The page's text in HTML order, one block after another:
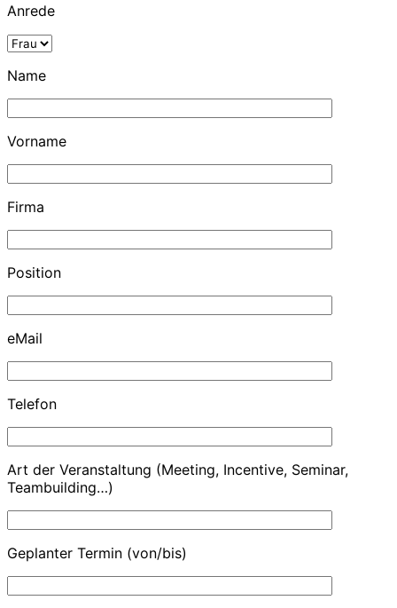
Anrede
Name
Vorname
Firma
Position
eMail
Telefon
Art der Veranstaltung (Meeting, Incentive, Seminar,
Teambuilding…)
Geplanter Termin (von/bis)